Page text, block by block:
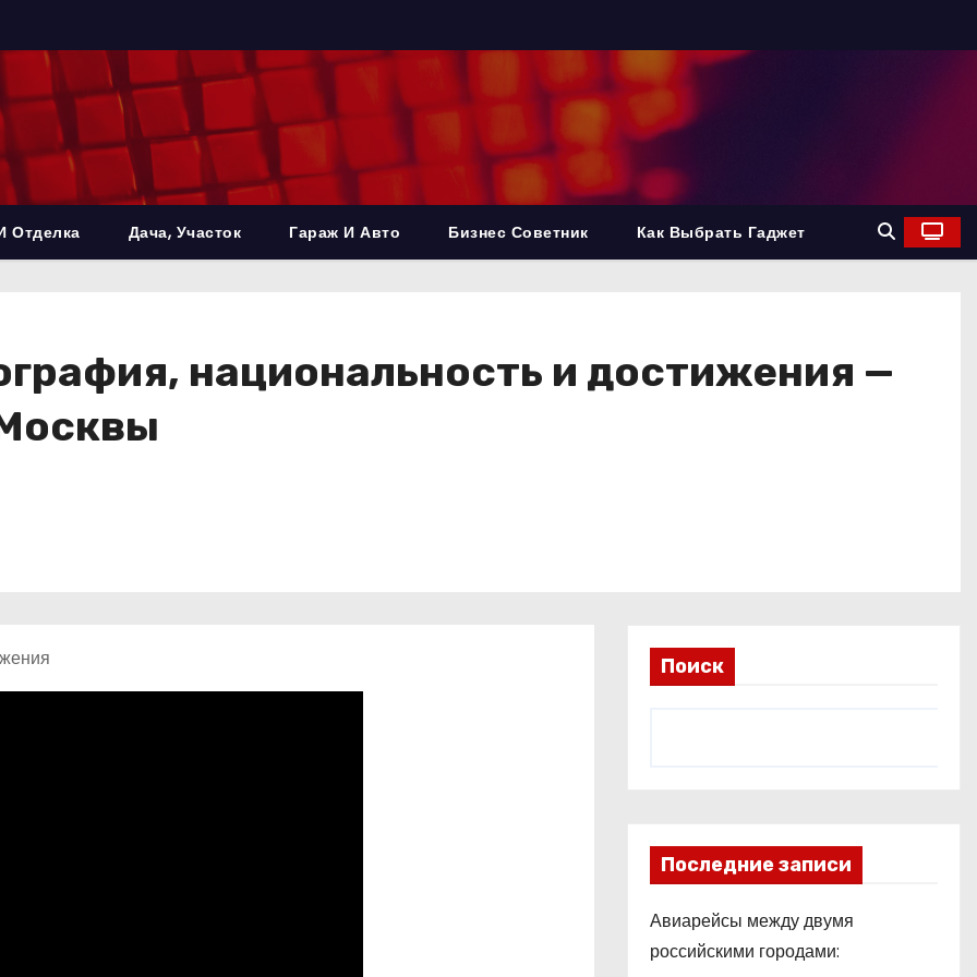
Отделка Дача, Участок Гараж И Авто Бизнес Советник Как Выбрать Гаджет
национальность и достижения —
Поиск
Последние записи
Авиарейсы между двумя
российскими городами: